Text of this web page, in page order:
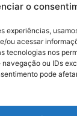
o
experiências,
ou acessar
tecnologias nos
ou IDs
pode